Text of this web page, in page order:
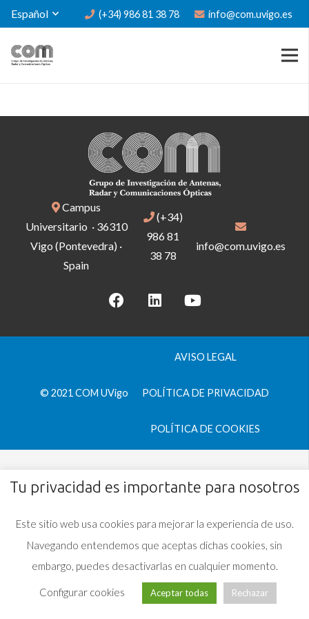
Español (+34) 986 81 38 78 info@com.uvigo.es
Campus
Universitario · 36310
Vigo (Pontevedra) ·
Spain
(+34)
986 81
38 78
info@com.uvigo.es
© 2021 COM UVigo
AVISO LEGAL
POLÍTICA DE PRIVACIDAD
POLÍTICA DE COOKIES
Tu privacidad es importante para nosotros
Este sitio web usa cookies para mejorar la experiencia de uso.
Navegando entendemos que aceptas dichas cookies, sin
embargo, puedes desactivarlas en cualquier momento.
Configurar cookies Aceptar todas Rechazar